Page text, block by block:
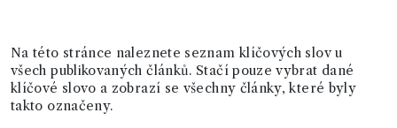
Na této stránce naleznete seznam klíčových slov u
všech publikovaných článků. Stačí pouze vybrat dané
klíčové slovo a zobrazí se všechny články, které byly
takto označeny.